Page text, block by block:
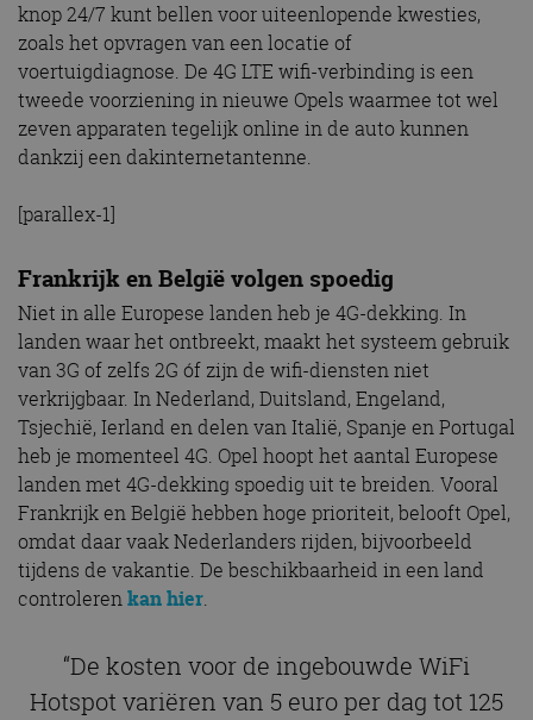
knop 24/7 kunt bellen voor uiteenlopende kwesties,
zoals het opvragen van een locatie of
voertuigdiagnose. De 4G LTE wifi-verbinding is een
tweede voorziening in nieuwe Opels waarmee tot wel
zeven apparaten tegelijk online in de auto kunnen
dankzij een dakinternetantenne.
[parallex-1]
Frankrijk en België volgen spoedig
Niet in alle Europese landen heb je 4G-dekking. In
landen waar het ontbreekt, maakt het systeem gebruik
van 3G of zelfs 2G óf zijn de wifi-diensten niet
verkrijgbaar. In Nederland, Duitsland, Engeland,
Tsjechië, Ierland en delen van Italië, Spanje en Portugal
heb je momenteel 4G. Opel hoopt het aantal Europese
landen met 4G-dekking spoedig uit te breiden. Vooral
Frankrijk en België hebben hoge prioriteit, belooft Opel,
omdat daar vaak Nederlanders rijden, bijvoorbeeld
tijdens de vakantie. De beschikbaarheid in een land
controlerenkan hier.
“De kosten voor de ingebouwde WiFi
Hotspot variëren van 5 euro per dag tot 125